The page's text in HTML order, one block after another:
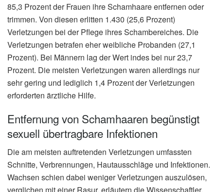
85,3 Prozent der Frauen ihre Schamhaare entfernen oder
trimmen. Von diesen erlitten 1.430 (25,6 Prozent)
Verletzungen bei der Pflege ihres Schambereiches. Die
Verletzungen betrafen eher weibliche Probanden (27,1
Prozent). Bei Männern lag der Wert indes bei nur 23,7
Prozent. Die meisten Verletzungen waren allerdings nur
sehr gering und lediglich 1,4 Prozent der Verletzungen
erforderten ärztliche Hilfe.
Entfernung von Schamhaaren begünstigt
sexuell übertragbare Infektionen
Die am meisten auftretenden Verletzungen umfassten
Schnitte, Verbrennungen, Hautausschläge und Infektionen.
Wachsen schien dabei weniger Verletzungen auszulösen,